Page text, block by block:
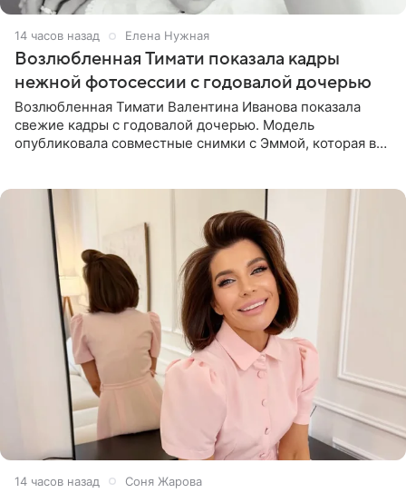
14 часов назад Елена Нужная
Возлюбленная Тимати показала кадры
нежной фотосессии с годовалой дочерью
Возлюбленная Тимати Валентина Иванова показала
свежие кадры с годовалой дочерью. Модель
опубликовала совместные снимки с Эммой, которая в
14 часов назад Соня Жарова